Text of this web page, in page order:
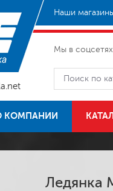
Наши
Мы в
КОМПАНИИ
Ледянка